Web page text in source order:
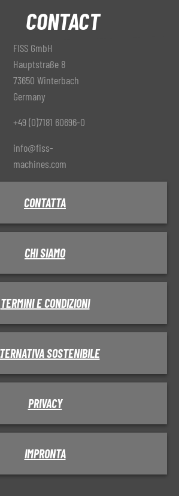
CONTACT
FISS GmbH
Hauptstraße 8
73650 Winterbach
Germany
+49 (0)7181 60696-0
info@fiss-
machines.com
CONTATTA
CHI SIAMO
TERMINI E CONDIZIONI
SOSTENIBILE
PRIVACY
IMPRONTA